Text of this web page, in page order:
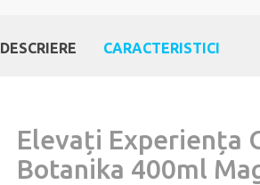
DESCRIERE CARACTERISTICI
Elevați Experiența
Botanika 400ml